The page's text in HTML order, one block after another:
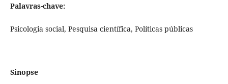
Palavras-chave:
Psicologia social, Pesquisa científica, Políticas públicas
Sinopse